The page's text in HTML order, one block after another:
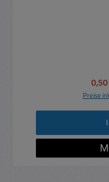
Preise